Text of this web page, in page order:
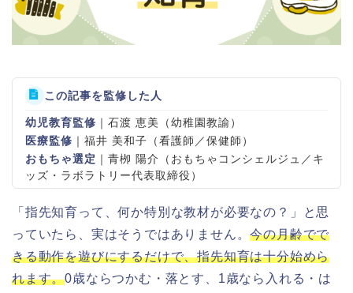
この記事を監修した人
幼児教育監修 ｜石渡 恵美（幼稚園教諭）
医療監修 ｜福井 美和子（看護師／保健師）
おもちゃ選定 ｜青栁 陽介（おもちゃコンシェルジュ／キ
ッズ・ラボラトリー代表取締役）
「指先知育って、何か特別な教材が必要なの？」と思
っていたら、実はそうではありません。今の月齢でで
きる動作を遊びにするだけで、指先知育は十分始めら
れます。0歳ならつかむ・落とす、1歳なら入れる・は